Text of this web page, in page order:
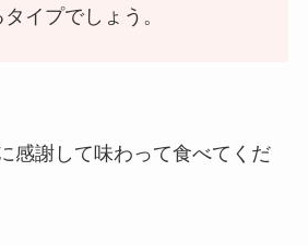
イプでしょう。
感謝して味わって食べてくだ